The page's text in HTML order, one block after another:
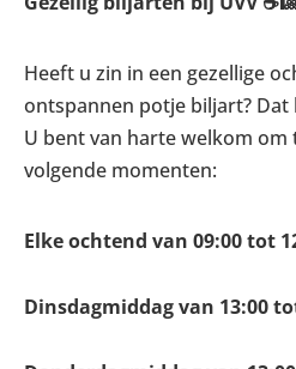
Heeft u zin in een gezellige
ontspannen potje biljart? Dat
U bent van harte welkom
volgende momenten:
Elke ochtend van 09:00 tot
Dinsdagmiddag van 13:00